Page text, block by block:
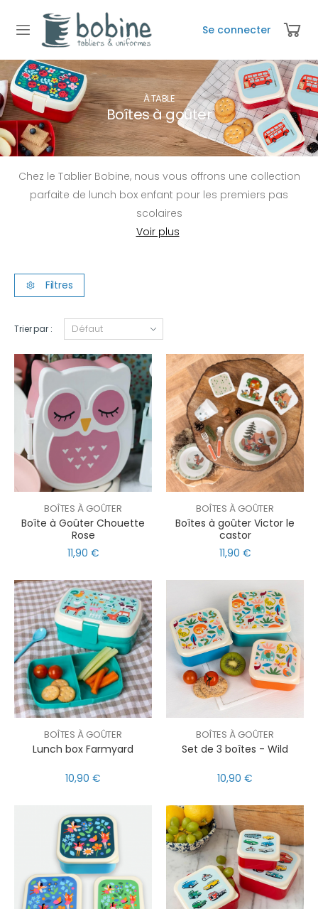
Se connecter
À TABLE
Boîtes à goûter
Chez le Tablier Bobine, nous vous offrons une collection
parfaite de lunch box enfant pour les premiers pas
scolaires
Filtres
Trier par :
BOÎTES À GOÛTER
Boîte à Goûter Chouette
Rose
11,90 €
BOÎTES À GOÛTER
Boîtes à goûter Victor le
castor
11,90 €
BOÎTES À GOÛTER
Lunch box Farmyard
10,90 €
BOÎTES À GOÛTER
Set de 3 boîtes - Wild
10,90 €